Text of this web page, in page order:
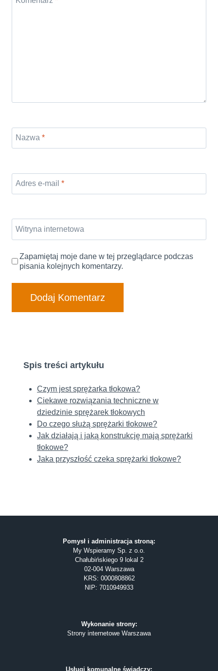
Nazwa *
Adres e-mail *
Witryna internetowa
Zapamiętaj moje dane w tej przeglądarce podczas
pisania kolejnych komentarzy.
Spis treści artykułu
Czym jest sprężarka tłokowa?
Ciekawe rozwiązania techniczne w
dziedzinie sprężarek tłokowych
Do czego służą sprężarki tłokowe?
Jak działają i jaką konstrukcję mają sprężarki
tłokowe?
Jaka przyszłość czeka sprężarki tłokowe?
Pomysł i administracja stroną:
My Wspieramy Sp. z o.o.
Chałubińskiego 9 lokal 2
02-004 Warszawa
KRS: 0000808862
NIP: 7010949933
Wykonanie strony:
Strony internetowe Warszawa
Usługi komunalne świadczy: